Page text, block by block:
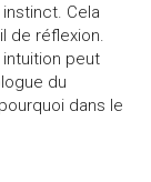
Cela
de réflexion.
peut
du
dans le